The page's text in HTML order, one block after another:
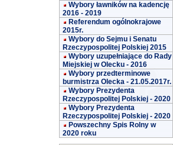
Wybory ławników na kadencję
2016 - 2019
Referendum ogólnokrajowe
2015r.
Wybory do Sejmu i Senatu
Rzeczypospolitej Polskiej 2015
Wybory uzupełniające do Rady
Miejskiej w Olecku - 2016
Wybory przedterminowe
burmistrza Olecka - 21.05.2017r.
Wybory Prezydenta
Rzeczypospolitej Polskiej - 2020
Wybory Prezydenta
Rzeczypospolitej Polskiej - 2020
Powszechny Spis Rolny w
2020 roku